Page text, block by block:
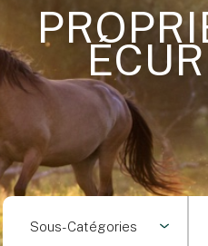
Sous-Catégories